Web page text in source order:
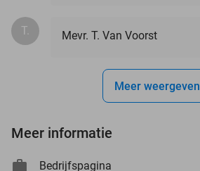
T. Mevr. T. Van Voorst
Meer weergeven
Meer informatie
Bedrijfspagina